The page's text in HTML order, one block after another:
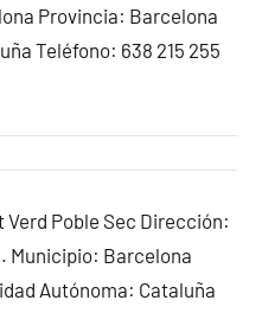
Provincia: Barcelona
Teléfono: 638 215 255
Verd Poble Sec Dirección:
Municipio: Barcelona
Autónoma: Cataluña